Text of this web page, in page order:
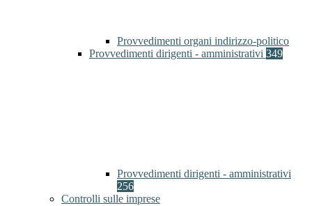
Provvedimenti organi indirizzo-politico
Provvedimenti dirigenti - amministrativi 349
Provvedimenti dirigenti - amministrativi
256
Controlli sulle imprese